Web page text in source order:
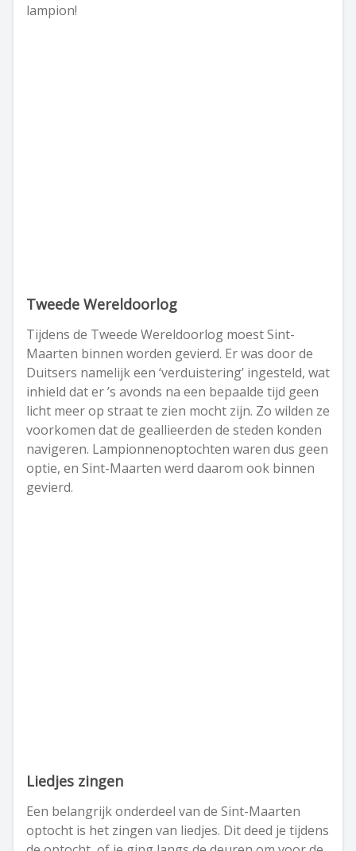
lampion!
Tweede Wereldoorlog
Tijdens de Tweede Wereldoorlog moest Sint-
Maarten binnen worden gevierd. Er was door de
Duitsers namelijk een ‘verduistering’ ingesteld, wat
inhield dat er ’s avonds na een bepaalde tijd geen
licht meer op straat te zien mocht zijn. Zo wilden ze
voorkomen dat de geallieerden de steden konden
navigeren. Lampionnenoptochten waren dus geen
optie, en Sint-Maarten werd daarom ook binnen
gevierd.
Liedjes zingen
Een belangrijk onderdeel van de Sint-Maarten
optocht is het zingen van liedjes. Dit deed je tijdens